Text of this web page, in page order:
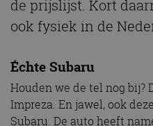
de prijslijst. Kort
ook fysiek in de
Échte Subaru
Houden we de tel nog bij?
Impreza. En jawel, ook
Subaru. De auto heeft